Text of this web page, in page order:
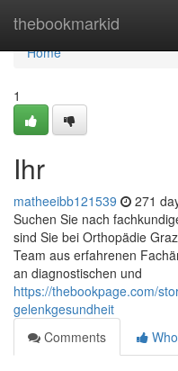
thebookmarkid
Home
Home
1
Ihr
matheeibb121539 271
Suchen Sie nach
sind Sie bei Orthopädie
Team aus erfahrenen
an diagnostischen und
https://thebookpage.com/
gelenkgesundheit
Comments